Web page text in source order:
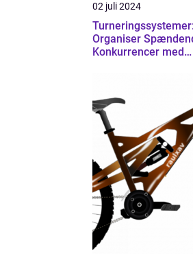
02 juli 2024
Turneringssystemer:
Organiser
Konkurrencer med